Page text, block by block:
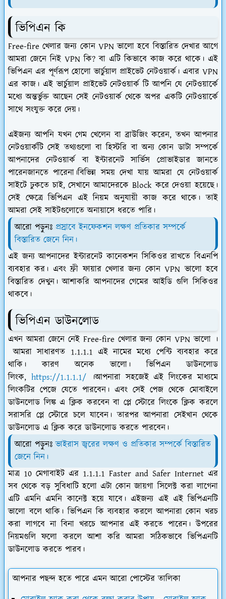
ভিপিএন কি
Free-fire খেলার জন্য কোন VPN ভালো হবে বিস্তারিত দেখার আগে
আমরা জেনে নিই VPN কি? বা এটি কিভাবে কাজ করে থাকে। এই
ভিপিএন এর পূর্ণরূপ হোলো ভার্চুয়াল প্রাইভেট নেটওয়ার্ক। এবার VPN
এর কাজ। এই ভার্চুয়াল প্রাইভেট নেটওয়ার্ক টি আপনি যে নেটওয়ার্কে
মধ্যে অন্তর্ভুক্ত আছেন সেই নেটওয়ার্ক থেকে অপর একটি নেটওয়ার্কে
সাথে সংযুক্ত করে দেয়।
এইজন্য আপনি যখন গেম খেলেন বা ব্রাউজিং করেন, তখন আপনার
নেটওয়ার্কটি সেই তথ্যগুলো বা হিস্টরি বা অন্য কোন ডাটা সম্পর্কে
আপনাদের নেটওয়ার্ক বা ইন্টারনেট সার্ভিস প্রোভাইডার জানতে
পারেনজানতে পারেনা।বিভিন্ন সময় দেখা যায় আমরা যে নেটওয়ার্ক
সাইটে ঢুকতে চাই, সেখানে আমাদেরকে Block করে দেওয়া হয়েছে।
সেই ক্ষেত্রে ভিপিএন এই নিয়ম অনুযায়ী কাজ করে থাকে। তাই
আমরা সেই সাইটগুলোতে অনায়াসে ধরতে পারি।
আরো পড়ুনঃ প্রস্রাবে ইনফেকশন লক্ষণ প্রতিকার সম্পর্কে
বিস্তারিত জেনে নিন।
এই জন্য আপনাদের ইন্টারনেট কানেকশন সিকিওর রাখতে বিএনপি
ব্যবহার কর। এবং ফ্রী ফায়ার খেলার জন্য কোন VPN ভালো হবে
বিস্তারিত দেখুন। আশাকরি আপনাদের গেমের আইডি গুলি সিকিওর
থাকবে।
ভিপিএন ডাউনলোড
এখন আমরা জেনে নেই Free-fire খেলার জন্য কোন VPN ভালো ।
আমরা সাধারণত 1.1.1.1 এই নামের মধ্যে পেন্টি ব্যবহার করে
থাকি। কারণ অনেক ভালো। ভিপিএন ডাউনলোড
লিংক, https://1.1.1.1/।আপনারা সহজেই এই লিংকের মাধ্যমে
লিংকটির পেজে যেতে পারবেন। এবং সেই পেজ থেকে মোবাইলে
ডাউনলোড লিঙ্ক এ ক্লিক করবেন বা প্লে স্টোরে লিংকে ক্লিক করলে
সরাসরি প্লে স্টোরে চলে যাবেন। তারপর আপনারা সেইখান থেকে
ডাউনলোড এ ক্লিক করে ডাউনলোড করতে পারবেন।
আরো পড়ুনঃভাইরাস জ্বরের লক্ষণ ও প্রতিকার সম্পর্কে বিস্তারিত
জেনে নিন।
মাত্র 10 মেগাবাইট এর 1.1.1.1 Faster and Safer Internet এর
সব থেকে বড় সুবিধাটি হলো এটা কোন জায়গা সিলেক্ট করা লাগেনা
এটি এমনি এমনি কানেক্ট হয়ে যাবে। এইজন্য এই এই ভিপিএনটি
ভালো বলে থাকি। ভিপিএন কি ব্যবহার করলে আপনারা কোন খরচ
করা লাগবে না বিনা খরচে আপনার এই করতে পারেন। উপরের
নিয়মগুলি ফলো করলে আশা করি আমরা সঠিকভাবে ভিপিএনটি
ডাউনলোড করতে পারব।
আপনার পছন্দ হতে পারে এমন আরো পোস্টের তালিকা